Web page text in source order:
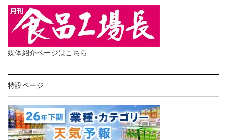
媒体紹介ページはこちら
特設ページ